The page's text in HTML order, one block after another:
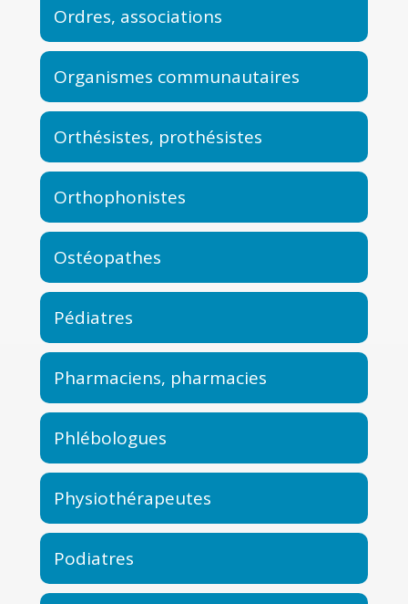
Ordres, associations
Organismes communautaires
Orthésistes, prothésistes
Orthophonistes
Ostéopathes
Pédiatres
Pharmaciens, pharmacies
Phlébologues
Physiothérapeutes
Podiatres